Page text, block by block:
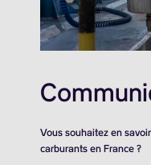
Vous souhaitez en
carburants en France ?